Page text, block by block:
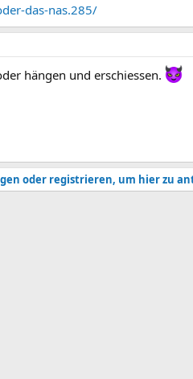
das-nas.285/
hängen und erschiessen.
oder registrieren, um hier zu